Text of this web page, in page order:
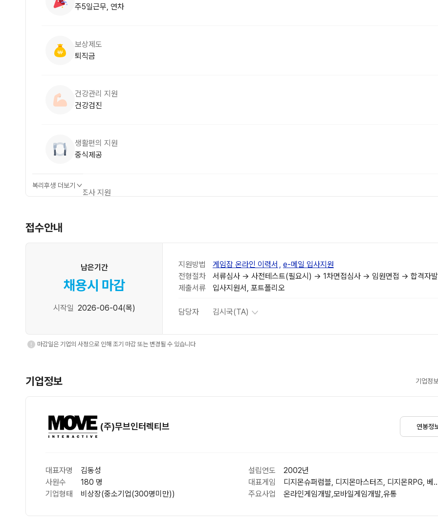
주5일근무, 연차
보상제도
퇴직금
건강관리 지원
건강검진
생활편의 지원
중식제공
경조사 지원
복리후생 더보기
접수안내
남은기간
채용시 마감
시작일 2026-06-04(목)
지원방법 게임잡 온라인 이력서
e-메일 입사지원
전형절차
서류심사 → 사전테스트(필요시) → 1차면접심사 → 임원면접 → 합격자
제출서류
입사지원서, 포트폴리오
담당자 김시국(TA)
마감일은 기업의 사정으로 인해 조기 마감 또는 변경될 수 있습니다
기업정보 기업정
(주)무브인터렉티브 연봉정
대표자명 김동성 설립연도
2002년
사원수
180 명 대표게임
디지몬슈퍼럼블, 디지몬마스
기업형태
비상장(중소기업(300명미만)) 주요사업 온라인게임개발,모바일게임개발,유통